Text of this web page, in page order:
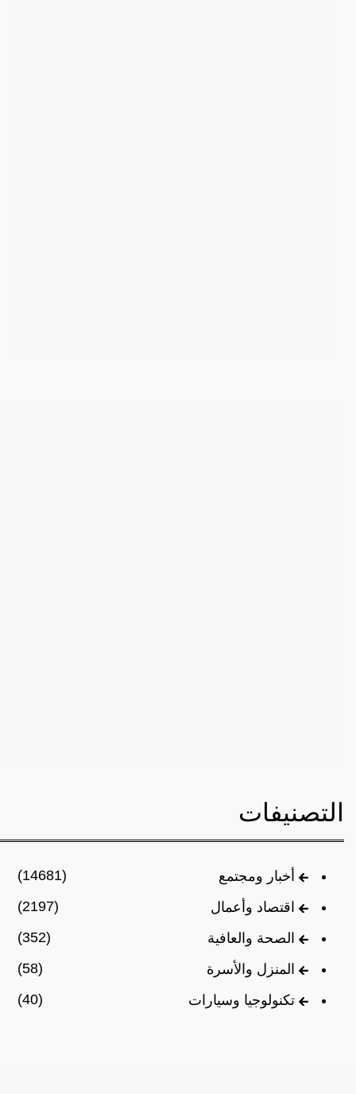
التصنيفات
أخبار ومجتمع
(14681)
اقتصاد وأعمال
(2197)
الصحة والعافية
(352)
المنزل والأسرة
(58)
تكنولوجيا وسيارات
(40)